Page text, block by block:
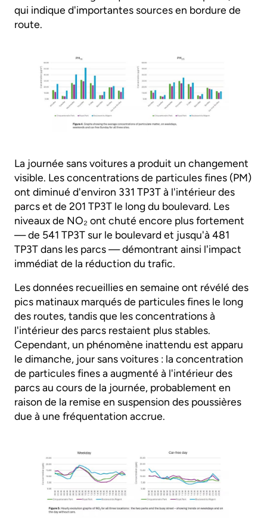
qui indique d'importantes sources en bordure de
route.
La journée sans voitures a produit un changement
visible. Les concentrations de particules fines (PM)
ont diminué d'environ 331 TP3T à l'intérieur des
parcs et de 201 TP3T le long du boulevard. Les
niveaux de NO₂ ont chuté encore plus fortement
— de 541 TP3T sur le boulevard et jusqu'à 481
TP3T dans les parcs — démontrant ainsi l'impact
immédiat de la réduction du trafic.
Les données recueillies en semaine ont révélé des
pics matinaux marqués de particules fines le long
des routes, tandis que les concentrations à
l'intérieur des parcs restaient plus stables.
Cependant, un phénomène inattendu est apparu
le dimanche, jour sans voitures : la concentration
de particules fines a augmenté à l'intérieur des
parcs au cours de la journée, probablement en
raison de la remise en suspension des poussières
due à une fréquentation accrue.